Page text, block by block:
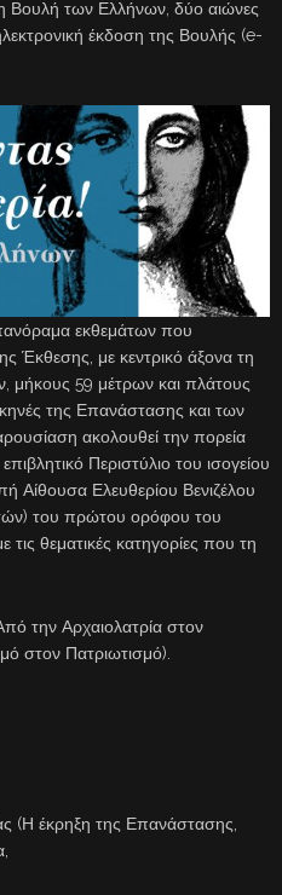
Βουλή των Ελλήνων, δύο αιώνες
έκδοση της Βουλής (e-
πανόραμα εκθεμάτων που
Έκθεσης, με κεντρικό άξονα τη
59 μέτρων και πλάτους
της Επανάστασης και των
ακολουθεί την πορεία
Περιστύλιο του ισογείου
Αίθουσα Ελευθερίου Βενιζέλου
του πρώτου ορόφου του
θεματικές κατηγορίες που τη
την Αρχαιολατρία στον
στον Πατριωτισμό).
(Η έκρηξη της Επανάστασης,